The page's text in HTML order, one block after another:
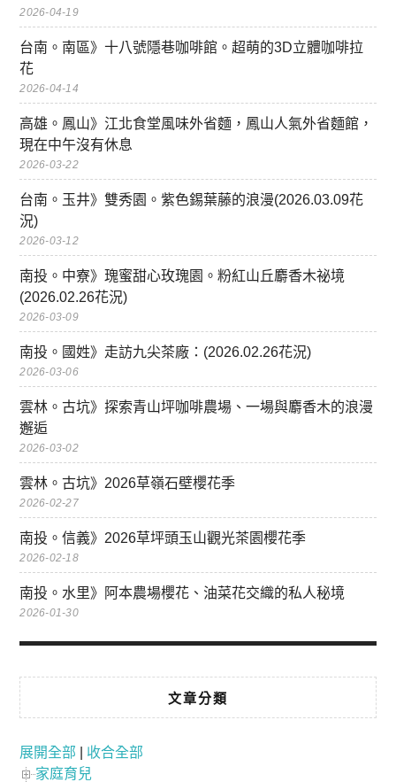
2026-04-19
台南。南區》十八號隱巷咖啡館。超萌的3D立體咖啡拉
花
2026-04-14
高雄。鳳山》江北食堂風味外省麵，鳳山人氣外省麵館，
現在中午沒有休息
2026-03-22
台南。玉井》雙秀園。紫色錫葉藤的浪漫(2026.03.09花
況)
2026-03-12
南投。中寮》瑰蜜甜心玫瑰園。粉紅山丘麝香木祕境
(2026.02.26花況)
2026-03-09
南投。國姓》走訪九尖茶廠：(2026.02.26花況)
2026-03-06
雲林。古坑》探索青山坪咖啡農場、一場與麝香木的浪漫
邂逅
2026-03-02
雲林。古坑》2026草嶺石壁櫻花季
2026-02-27
南投。信義》2026草坪頭玉山觀光茶園櫻花季
2026-02-18
南投。水里》阿本農場櫻花、油菜花交織的私人秘境
2026-01-30
文章分類
展開全部
收合全部
家庭育兒